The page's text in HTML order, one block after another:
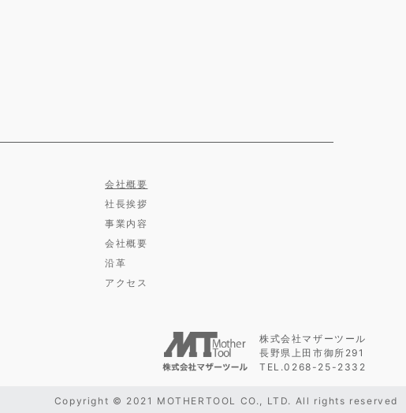
会社概要
社長挨拶
事業内容
会社概要
沿革
アクセス
株式会社マザーツール
長野県上田市御所291
TEL.0268-25-2332
Copyright © 2021 MOTHERTOOL CO., LTD. All rights reserved